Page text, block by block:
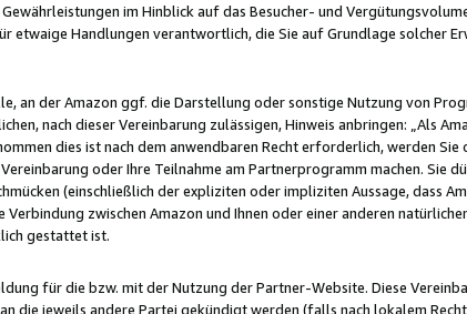
im Hinblick auf das Besucher- und
etwaige Handlungen verantwortlich, die Sie auf Grundlage solcher
an der Amazon ggf. die Darstellung oder sonstige Nutzung von
nach dieser Vereinbarung zulässigen, Hinweis anbringen: „Als
dies ist nach dem anwendbaren Recht erforderlich, werden
oder Ihre Teilnahme am Partnerprogramm machen. Sie
(einschließlich der expliziten oder impliziten Aussage, dass
zwischen Amazon und Ihnen oder einer anderen
gestattet ist.
für die bzw. mit der Nutzung der Partner-Website. Diese
die jeweils andere Partei gekündigt werden (falls nach lokalem